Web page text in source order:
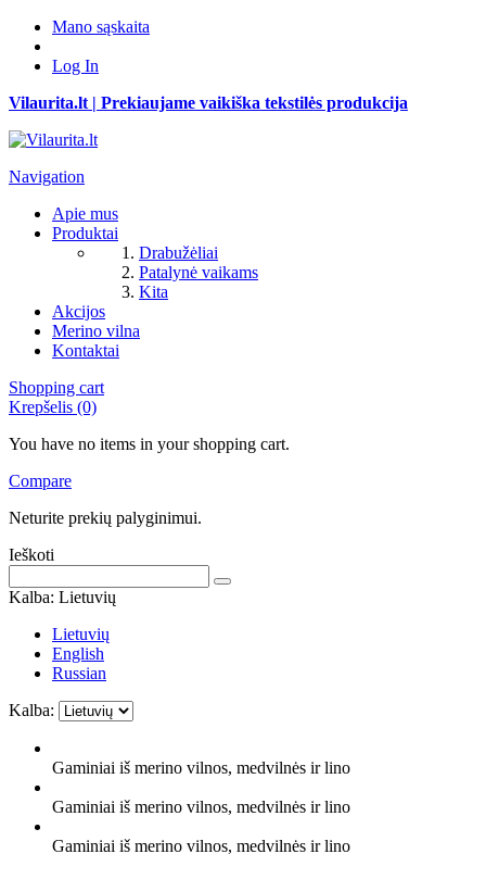
Mano sąskaita
Log In
Vilaurita.lt | Prekiaujame vaikiška tekstilės produkcija
Navigation
Apie mus
Produktai
Drabužėliai
Patalynė vaikams
Kita
Akcijos
Merino vilna
Kontaktai
Shopping cart
Krepšelis (0)
You have no items in your shopping cart.
Compare
Neturite prekių palyginimui.
Ieškoti
Kalba: Lietuvių
Lietuvių
English
Russian
Kalba:
Gaminiai iš merino vilnos, medvilnės ir lino
Gaminiai iš merino vilnos, medvilnės ir lino
Gaminiai iš merino vilnos, medvilnės ir lino